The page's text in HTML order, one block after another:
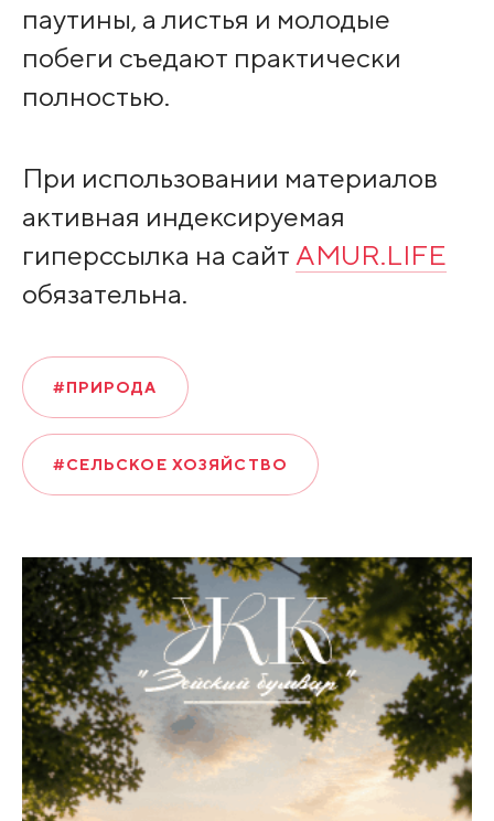
паутины, а листья и молодые
побеги съедают практически
полностью.
При использовании материалов
активная индексируемая
гиперссылка на сайт AMUR.LIFE
обязательна.
#ПРИРОДА
#СЕЛЬСКОЕ ХОЗЯЙСТВО